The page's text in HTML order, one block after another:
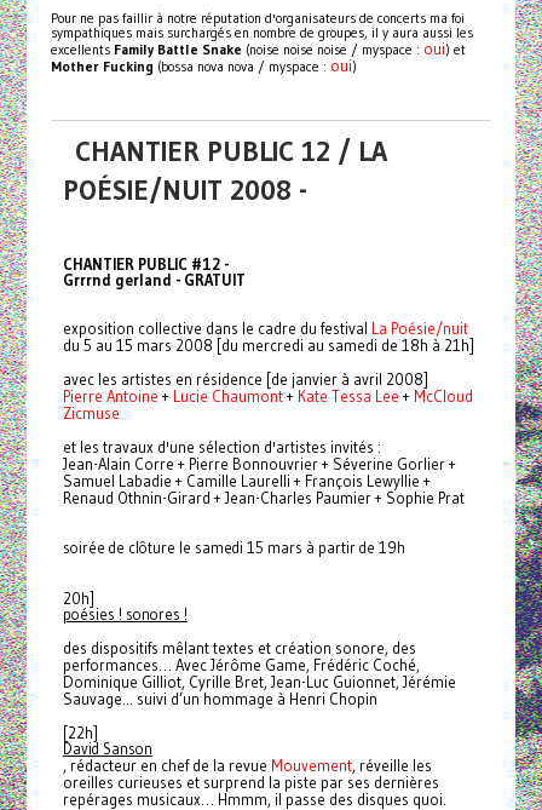
Pour ne pas faillir à notre réputation d'organisateurs de concerts ma foi
sympathiques mais surchargés en nombre de groupes, il y aura aussi les
excellentsFamily Battle Snake (noise noise noise / myspace : oui) et
Mother Fucking (bossa nova nova / myspace : oui)
CHANTIER PUBLIC 12 / LA
POÉSIE/NUIT 2008 -
CHANTIER PUBLIC #12 -
Grrrnd gerland - GRATUIT
exposition collective dans le cadre du festival La Poésie/nuit
du 5 au 15 mars 2008 [du mercredi au samedi de 18h à 21h]
avec les artistes en résidence [de janvier à avril 2008]
Pierre Antoine+ Lucie Chaumont+ Kate Tessa Lee+ McCloud
Zicmuse
et les travaux d'une sélection d'artistes invités :
Jean-Alain Corre + Pierre Bonnouvrier + Séverine Gorlier +
Samuel Labadie + Camille Laurelli + François Lewyllie +
Renaud Othnin-Girard + Jean-Charles Paumier + Sophie Prat
soirée de clôture le samedi 15 mars à partir de 19h
20h]
poésies ! sonores !
des dispositifs mêlant textes et création sonore, des
performances… Avec Jérôme Game, Frédéric Coché,
Dominique Gilliot, Cyrille Bret, Jean-Luc Guionnet, Jérémie
Sauvage... suivi d’un hommage à Henri Chopin
[22h]
David Sanson
, rédacteur en chef de la revue Mouvement, réveille les
oreilles curieuses et surprend la piste par ses dernières
repérages musicaux… Hmmm, il passe des disques quoi.